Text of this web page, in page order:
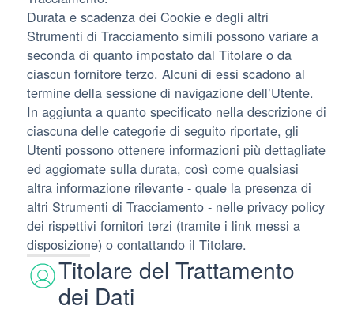
Durata e scadenza dei Cookie e degli altri
Strumenti di Tracciamento simili possono variare a
seconda di quanto impostato dal Titolare o da
ciascun fornitore terzo. Alcuni di essi scadono al
termine della sessione di navigazione dell’Utente.
In aggiunta a quanto specificato nella descrizione di
ciascuna delle categorie di seguito riportate, gli
Utenti possono ottenere informazioni più dettagliate
ed aggiornate sulla durata, così come qualsiasi
altra informazione rilevante - quale la presenza di
altri Strumenti di Tracciamento - nelle privacy policy
dei rispettivi fornitori terzi (tramite i link messi a
disposizione) o contattando il Titolare.
Titolare del Trattamento
dei Dati